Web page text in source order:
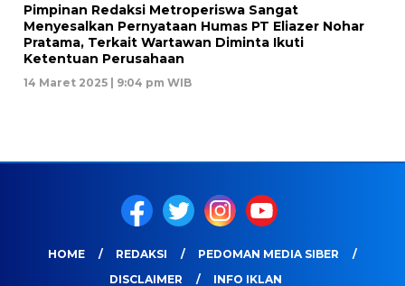
Pimpinan Redaksi Metroperiswa Sangat
Menyesalkan Pernyataan Humas PT Eliazer Nohar
Pratama, Terkait Wartawan Diminta Ikuti
Ketentuan Perusahaan
14 Maret 2025 | 9:04 pm WIB
HOME REDAKSI
PEDOMAN MEDIA SIBER
DISCLAIMER
INFO IKLAN